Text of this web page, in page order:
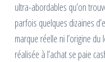
ultra-abordables qu’on
parfois quelques dizaines
marque réelle ni l’origine du
réalisée à l’achat se paie